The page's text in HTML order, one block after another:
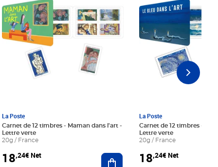
au panier
La Poste
Carnet de 12 timbres - Maman dans l'art -
Lettre verte
20g / France
18,24€ Net Ajouter au panier
La Poste
Carnet de 12 timbres - Le
Lettre verte
20g / France
18,24€ Net